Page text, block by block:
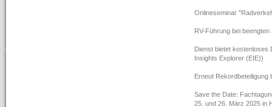
Onlineseminar
RV-Führung bei
Dienst bietet kostenloses
Insights Explorer (EIE))
Erneut Rekordbeteiligung
Save the Date:
25. und 26. März 2025 in